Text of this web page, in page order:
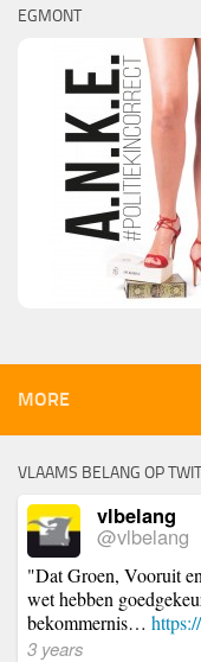
EGMONT
MORE
VLAAMS BELANG OP
vlbelang
@vlbelang
"Dat Groen, Vooruit
wet hebben
bekommernis…
3 years